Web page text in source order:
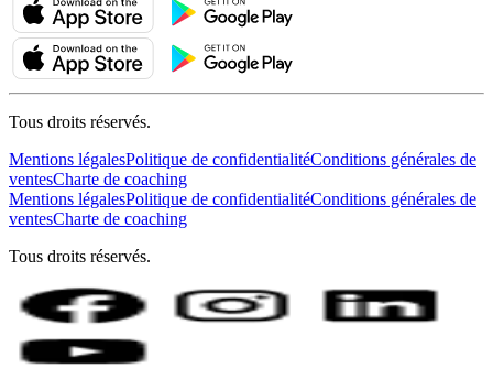
Tous droits réservés.
Mentions légalesPolitique de confidentialitéConditions générales de
ventesCharte de coaching
Mentions légalesPolitique de confidentialitéConditions générales de
ventesCharte de coaching
Tous droits réservés.